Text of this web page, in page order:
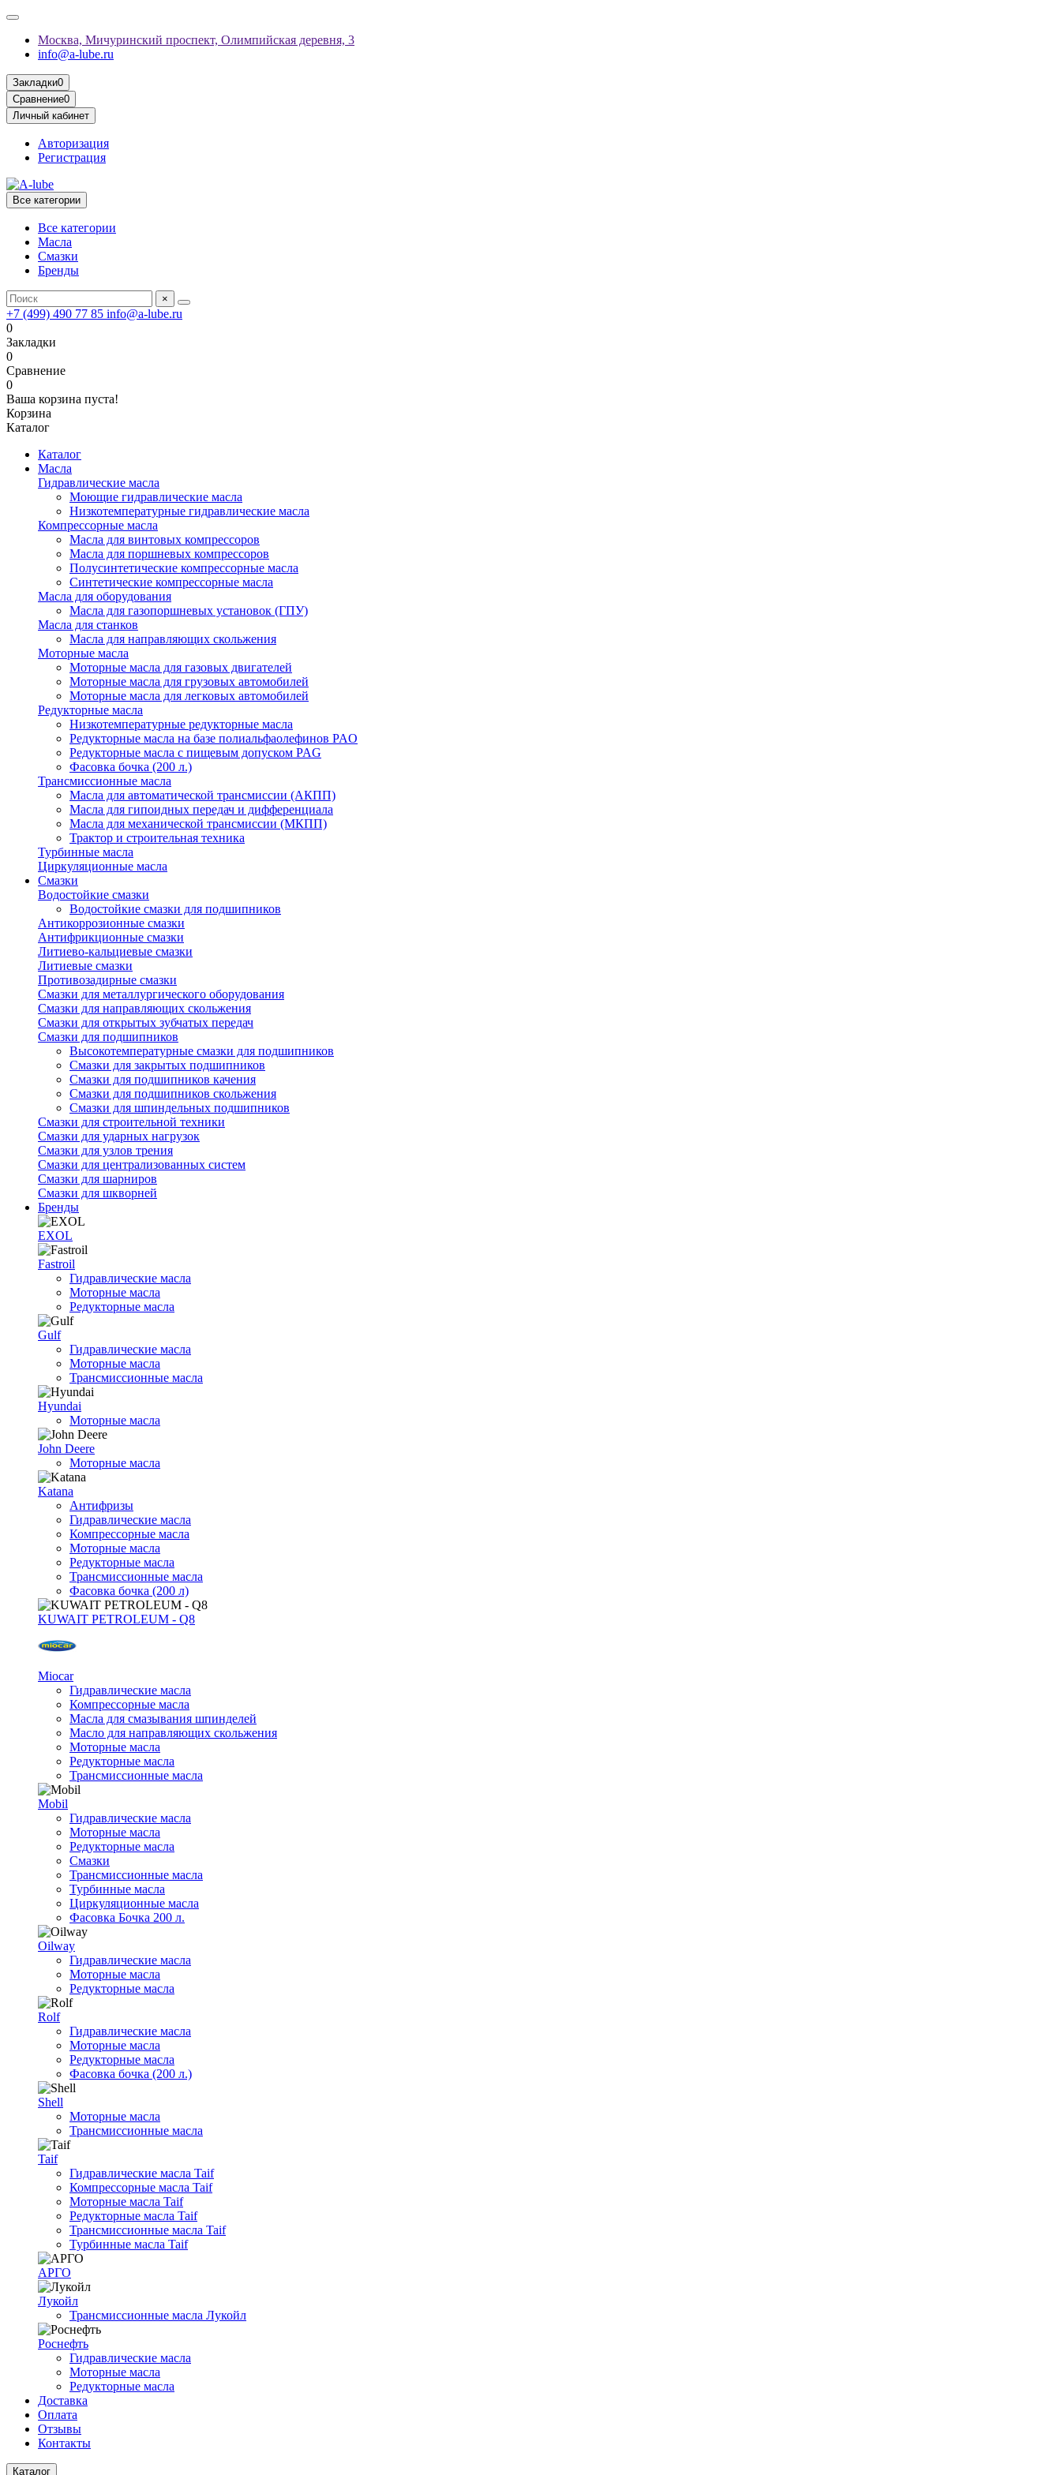
Москва, Мичуринский проспект, Олимпийская деревня, 3
info@a-lube.ru
Закладки0
Сравнение0
Личный кабинет
Авторизация
Регистрация
Все категории
Все категории
Масла
Смазки
Бренды
×
+7 (499) 490 77 85 info@a-lube.ru
0
Закладки
0
Сравнение
0
Ваша корзина пуста!
Корзина
Каталог
Каталог
Масла
Гидравлические масла
Моющие гидравлические масла
Низкотемпературные гидравлические масла
Компрессорные масла
Масла для винтовых компрессоров
Масла для поршневых компрессоров
Полусинтетические компрессорные масла
Синтетические компрессорные масла
Масла для оборудования
Масла для газопоршневых установок (ГПУ)
Масла для станков
Масла для направляющих скольжения
Моторные масла
Моторные масла для газовых двигателей
Моторные масла для грузовых автомобилей
Моторные масла для легковых автомобилей
Редукторные масла
Низкотемпературные редукторные масла
Редукторные масла на базе полиальфаолефинов PAO
Редукторные масла с пищевым допуском PAG
Фасовка бочка (200 л.)
Трансмиссионные масла
Масла для автоматической трансмиссии (АКПП)
Масла для гипоидных передач и дифференциала
Масла для механической трансмиссии (МКПП)
Трактор и строительная техника
Турбинные масла
Циркуляционные масла
Смазки
Водостойкие смазки
Водостойкие смазки для подшипников
Антикоррозионные смазки
Антифрикционные смазки
Литиево-кальциевые смазки
Литиевые смазки
Противозадирные смазки
Смазки для металлургического оборудования
Смазки для направляющих скольжения
Смазки для открытых зубчатых передач
Смазки для подшипников
Высокотемпературные смазки для подшипников
Смазки для закрытых подшипников
Смазки для подшипников качения
Смазки для подшипников скольжения
Смазки для шпиндельных подшипников
Смазки для строительной техники
Смазки для ударных нагрузок
Смазки для узлов трения
Смазки для централизованных систем
Смазки для шарниров
Смазки для шкворней
Бренды
EXOL
Fastroil
Гидравлические масла
Моторные масла
Редукторные масла
Gulf
Гидравлические масла
Моторные масла
Трансмиссионные масла
Hyundai
Моторные масла
John Deere
Моторные масла
Katana
Антифризы
Гидравлические масла
Компрессорные масла
Моторные масла
Редукторные масла
Трансмиссионные масла
Фасовка бочка (200 л)
KUWAIT PETROLEUM - Q8
Miocar
Гидравлические масла
Компрессорные масла
Масла для смазывания шпинделей
Масло для направляющих скольжения
Моторные масла
Редукторные масла
Трансмиссионные масла
Mobil
Гидравлические масла
Моторные масла
Редукторные масла
Смазки
Трансмиссионные масла
Турбинные масла
Циркуляционные масла
Фасовка Бочка 200 л.
Oilway
Гидравлические масла
Моторные масла
Редукторные масла
Rolf
Гидравлические масла
Моторные масла
Редукторные масла
Фасовка бочка (200 л.)
Shell
Моторные масла
Трансмиссионные масла
Taif
Гидравлические масла Taif
Компрессорные масла Taif
Моторные масла Taif
Редукторные масла Taif
Трансмиссионные масла Taif
Турбинные масла Taif
АРГО
Лукойл
Трансмиссионные масла Лукойл
Роснефть
Гидравлические масла
Моторные масла
Редукторные масла
Доставка
Оплата
Отзывы
Контакты
Каталог